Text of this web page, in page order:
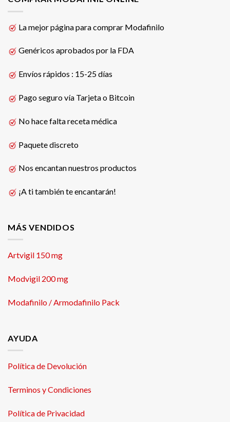
La mejor página para comprar Modafinilo
Genéricos aprobados por la FDA
Envíos rápidos : 15-25 días
Pago seguro vía Tarjeta o Bitcoin
No hace falta receta médica
Paquete discreto
Nos encantan nuestros productos
¡A ti también te encantarán!
MÁS VENDIDOS
Artvigil 150 mg
Modvigil 200 mg
Modafinilo / Armodafinilo Pack
AYUDA
Política de Devolución
Terminos y Condiciones
Política de Privacidad